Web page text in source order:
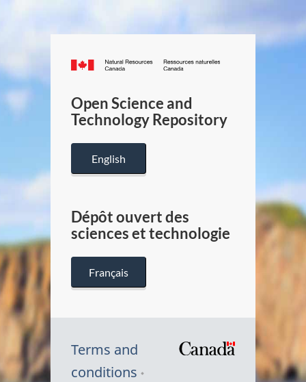
Canada.ca
/
Canada
Open Science and
Technology Repository
English
Dépôt ouvert des
sciences et technologie
Français
Terms and
conditions
Symbole